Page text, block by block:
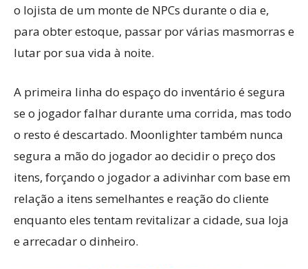
o lojista de um monte de NPCs durante o dia e,
para obter estoque, passar por várias masmorras e
lutar por sua vida à noite.
A primeira linha do espaço do inventário é segura
se o jogador falhar durante uma corrida, mas todo
o resto é descartado. Moonlighter também nunca
segura a mão do jogador ao decidir o preço dos
itens, forçando o jogador a adivinhar com base em
relação a itens semelhantes e reação do cliente
enquanto eles tentam revitalizar a cidade, sua loja
e arrecadar o dinheiro.